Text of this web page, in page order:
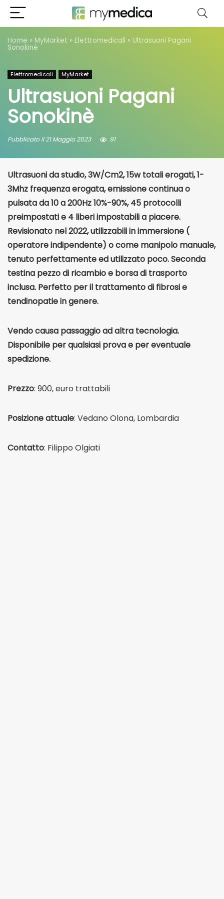
Home » MyMarket » Elettromedicali » Ultrasuoni Pagani
Sonokinè
Elettromedicali MyMarket
Ultrasuoni Pagani
Sonokinè
21 Maggio 2023 91
Ultrasuoni da studio, 3W/Cm2, 15w totali erogati, 1-
3Mhz frequenza erogata, emissione continua o
pulsata da 10 a 200Hz 10%-90%, 45 protocolli
preimpostati e 4 liberi impostabili a piacere.
Revisionato nel 2022, utilizzabili in immersione (
operatore indipendente) o come manipolo manuale,
tenuto perfettamente ed utilizzato poco. Seconda
testina pezzo di ricambio e borsa di trasporto
inclusa. Perfetto per il trattamento di fibrosi e
tendinopatie in genere.
Vendo causa passaggio ad altra tecnologia.
Disponibile per qualsiasi prova e per eventuale
spedizione.
Prezzo: 900, euro trattabili
Posizione attuale: Vedano Olona, Lombardia
Contatto: Filippo Olgiati